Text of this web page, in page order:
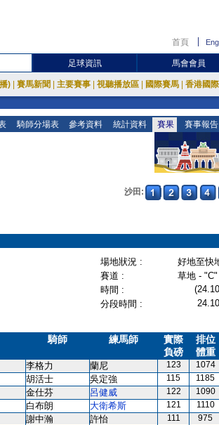
首頁
足球資訊 馬會會員
) 賽馬新聞 主要賽事 視聽播放區 國際賽馬 香港國
騎師分場表 參考資料 統計資料 賽果 賽事報告
沙田:
場地狀況 :
好地至快
賽道 :
草地 -
時間 :
分段時間 :
24.10
騎師 練馬師
實際
負磅
排位
體重
李格力 蘭尼 123 1074
胡活士 吳定強 115 1185
金仕芬 呂健威 122 1090
白布朗 大衛希斯 121 1110
謝中瀚 許怡 111 975